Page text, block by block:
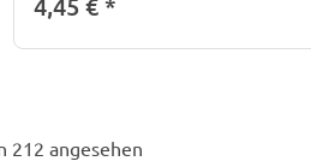
212 angesehen